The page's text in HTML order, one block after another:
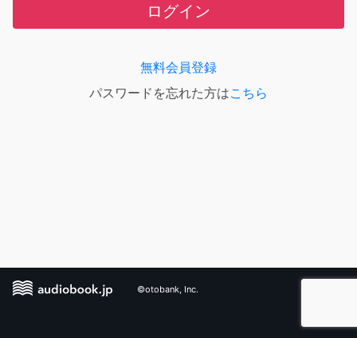
ログイン
無料会員登録
パスワードを忘れた方はこちら
©otobank, Inc.